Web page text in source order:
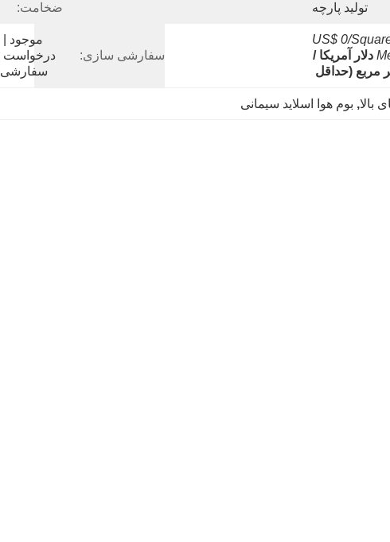
تولید پارچه ضخامت:
US$ 0/
سفارشی سازی:
سفارشی
بالا, بوم هوا اسلاید سیمانی